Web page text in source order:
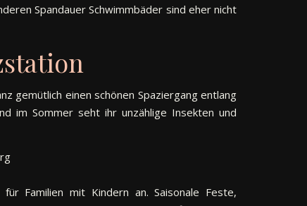
Spandauer Schwimmbäder sind eher nicht
gemütlich einen schönen Spaziergang entlang
im Sommer seht ihr unzählige Insekten und
Familien mit Kindern an. Saisonale Feste,